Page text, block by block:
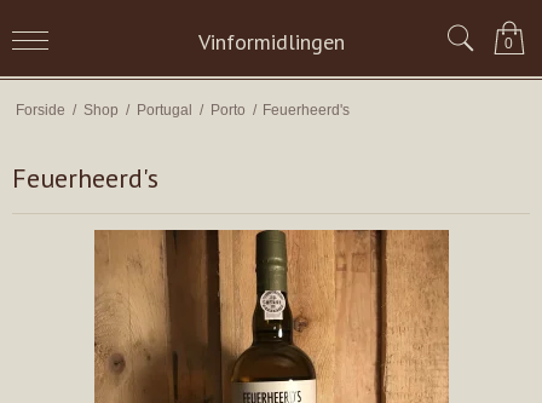
Vinformidlingen 0
Forside / Shop / Portugal / Porto / Feuerheerd's
Feuerheerd's